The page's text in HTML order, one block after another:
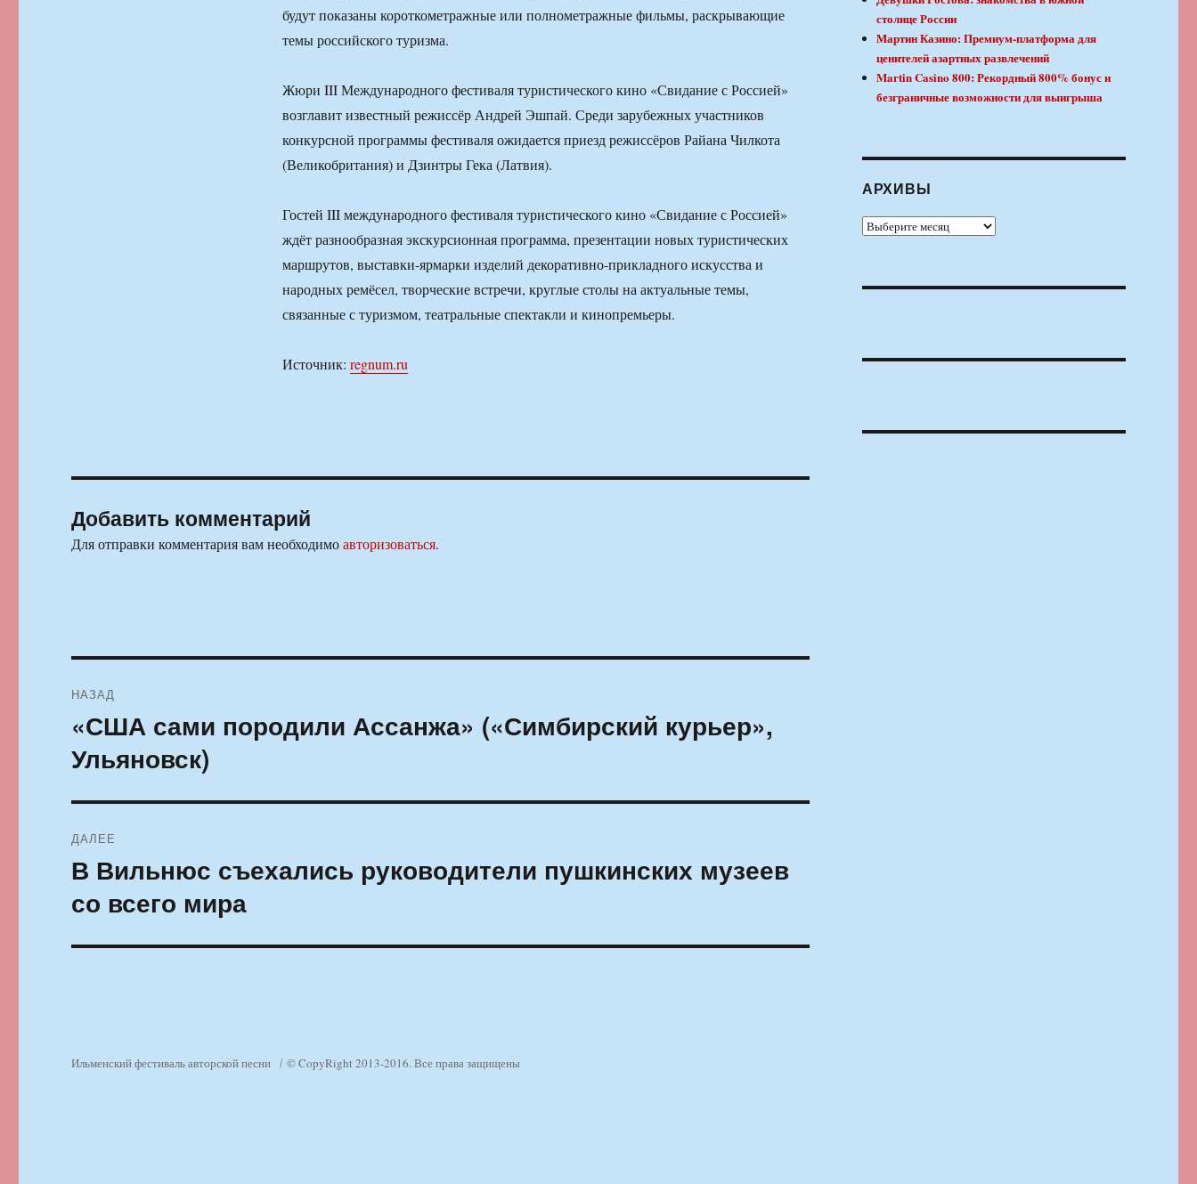
будут показаны короткометражные или полнометражные фильмы, раскрывающие
темы российского туризма.
Жюри III Международного фестиваля туристического кино «Свидание с Россией»
возглавит известный режиссёр Андрей Эшпай. Среди зарубежных участников
конкурсной программы фестиваля ожидается приезд режиссёров Райана Чилкота
(Великобритания) и Дзинтры Гека (Латвия).
Гостей III международного фестиваля туристического кино «Свидание с Россией»
ждёт разнообразная экскурсионная программа, презентации новых туристических
маршрутов, выставки-ярмарки изделий декоративно-прикладного искусства и
народных ремёсел, творческие встречи, круглые столы на актуальные темы,
связанные с туризмом, театральные спектакли и кинопремьеры.
Источник: regnum.ru
Добавить комментарий
Для отправки комментария вам необходимоавторизоваться.
по
записям
НАЗАД
Предыдущая
«США сами породили Ассанжа» («Симбирский курьер»,
Ульяновск)
ДАЛЕЕ
Следующая
В Вильнюс съехались руководители пушкинских музеев
со всего мира
столице России
Мартин Казино: Премиум-платформа для
ценителей азартных развлечений
Martin Casino 800: Рекордный 800% бонус и
безграничные возможности для выигрыша
АРХИВЫ
Архивы
Ильменский фестиваль авторской песни © CopyRight 2013-2016. Все права защищены